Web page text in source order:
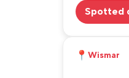
Spotted
📍 Wismar